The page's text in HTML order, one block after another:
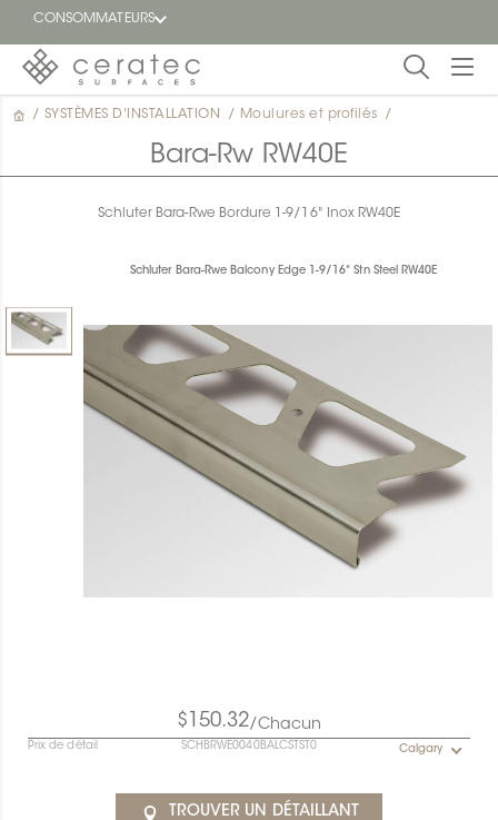
CONSOMMATEURS
En
vedette
un
/ SYSTÈMES D'INSTALLATION / Moulures et profilés /
Bara-Rw RW40E
Schluter Bara-Rwe Bordure 1-9/16" Inox RW40E
Schluter Bara-Rwe Balcony Edge 1-9/16" Stn Steel RW40E
$150.32/Chacun
Prix de détail SCHBRWE0040BALCSTST0 Calgary
TROUVER UN DÉTAILLANT